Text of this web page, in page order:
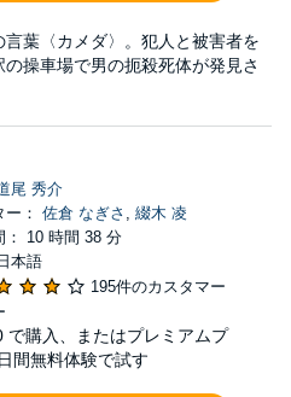
葉〈カメダ〉。犯人と被害者を
操車場で男の扼殺死体が発見さ
尾 秀介
ー： 佐倉 なぎさ , 綴木 凌
： 10 時間 38 分
本語
195件のカスタマー
で購入、またはプレミアムプ
間無料体験で試す